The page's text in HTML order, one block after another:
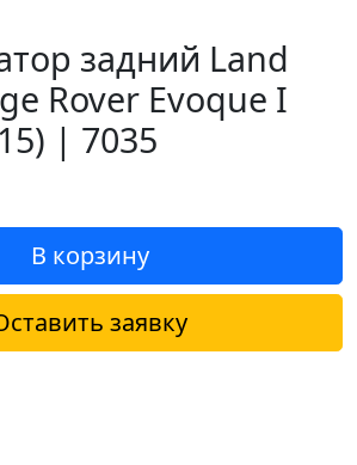
задний Land
Rover Evoque I
| 7035
В корзину
заявку